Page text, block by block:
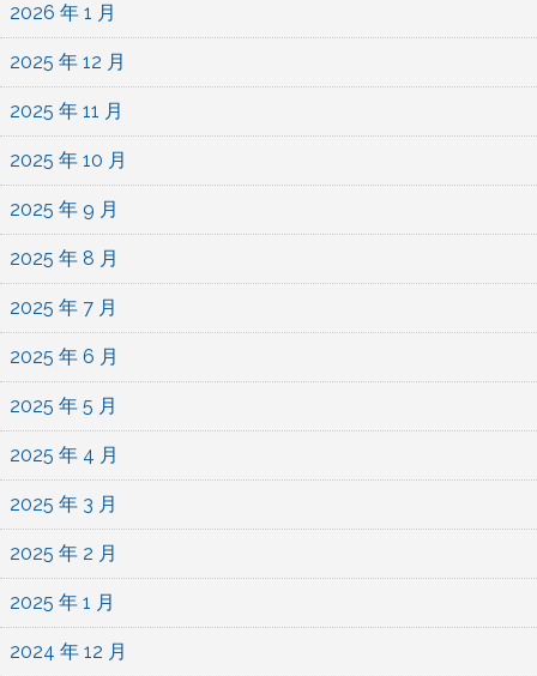
2026 年 1 月
2025 年 12 月
2025 年 11 月
2025 年 10 月
2025 年 9 月
2025 年 8 月
2025 年 7 月
2025 年 6 月
2025 年 5 月
2025 年 4 月
2025 年 3 月
2025 年 2 月
2025 年 1 月
2024 年 12 月